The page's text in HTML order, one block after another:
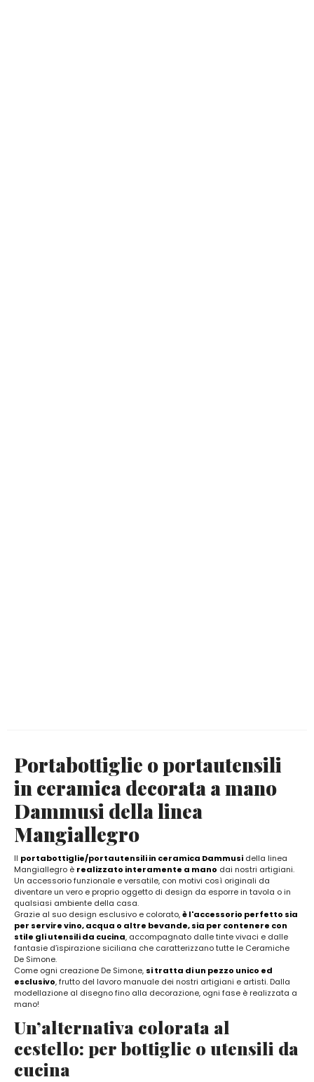
Portabottiglie o portautensili
in ceramica decorata a mano
Dammusi della linea
Mangiallegro
Il portabottiglie/portautensili in ceramica Dammusi della linea
Mangiallegro è realizzato interamente a mano dai nostri artigiani.
Un accessorio funzionale e versatile, con motivi così originali da
diventare un vero e proprio oggetto di design da esporre in tavola o in
qualsiasi ambiente della casa.
Grazie al suo design esclusivo e colorato,è l'accessorio perfetto sia
per servire vino, acqua o altre bevande, sia per contenere con
stile gli utensili da cucina, accompagnato dalle tinte vivaci e dalle
fantasie d’ispirazione siciliana che caratterizzano tutte le Ceramiche
De Simone.
Come ogni creazione De Simone, si tratta di un pezzo unico ed
esclusivo, frutto del lavoro manuale dei nostri artigiani e artisti. Dalla
modellazione al disegno fino alla decorazione, ogni fase è realizzata a
mano!
Un’alternativa colorata al
cestello: per bottiglie o utensili da
cucina